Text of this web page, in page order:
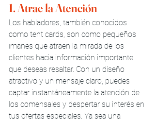
1. Atrae la Atención
Los habladores, también conocidos
como tent cards, son como pequeños
imanes que atraen la mirada de los
clientes hacia información importante
que deseas resaltar. Con un diseño
atractivo y un mensaje claro, puedes
captar instantáneamente la atención de
los comensales y despertar su interés en
tus ofertas especiales. Ya sea una